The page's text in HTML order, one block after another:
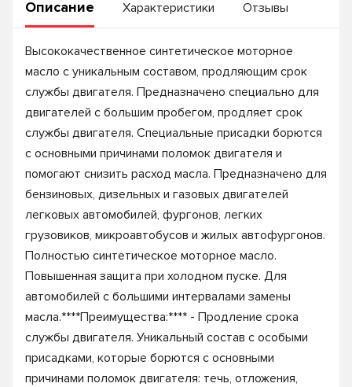
Описание Характеристики Отзывы
Высококачественное синтетическое моторное
масло с уникальным составом, продляющим срок
службы двигателя. Предназначено специально для
двигателей с большим пробегом, продляет срок
службы двигателя. Специальные присадки борются
с основными причинами поломок двигателя и
помогают снизить расход масла. Предназначено для
бензиновых, дизельных и газовых двигателей
легковых автомобилей, фургонов, легких
грузовиков, микроавтобусов и жилых автофургонов.
Полностью синтетическое моторное масло.
Повышенная защита при холодном пуске. Для
автомобилей с большими интервалами замены
масла.****Преимущества:**** - Продление срока
службы двигателя. Уникальный состав с особыми
присадками, которые борются с основными
причинами поломок двигателя: течь, отложения,